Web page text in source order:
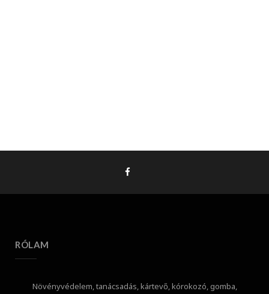
RÓLAM
Növényvédelem, tanácsadás, kártevő, kórokozó, gomba,